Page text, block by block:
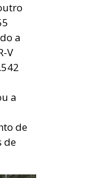
a
V
a
de
de